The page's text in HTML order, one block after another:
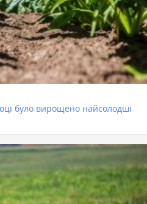
було вирощено найсолодші